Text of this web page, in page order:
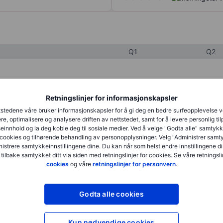
Retningslinjer for informasjonskapsler
våre bruker informasjonskapsler for å gi deg en bedre surfeopplevelse
optimalisere og analysere driften av nettstedet, samt for å levere personlig
og la deg koble deg til sosiale medier. Ved å velge "Godta alle"
og tilhørende behandling av personopplysninger. Velg "Administrer
samtykkeinnstillingene dine. Du kan når som helst endre innstillingene
samtykket ditt via siden med retningslinjer for cookies. Se våre
cookies og våre retningslinjer for personvern.
Godta alle cookies
Q1 Q2
XXXXXXX
XXXXXXX XXXXXXX
XXXXXXX XXXXXXX
XXXXXXX